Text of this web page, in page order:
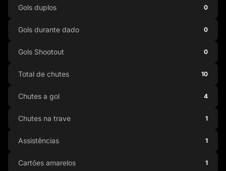
Gols duplos 0
Gols durante dado 0
Gols Shootout 0
Total de chutes 10
Chutes a gol 4
Chutes na trave 1
Assistências 1
Cartões amarelos 1